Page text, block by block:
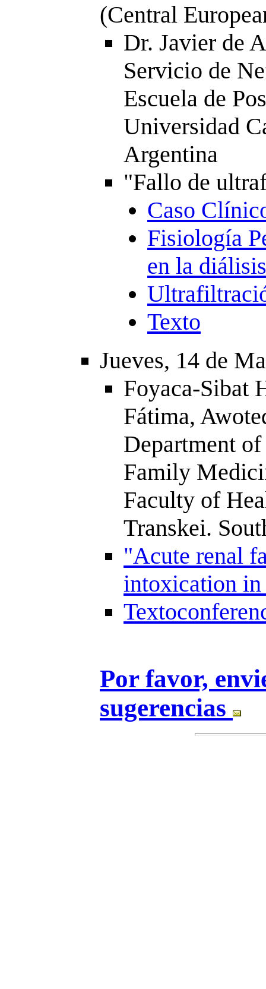
(Central
Dr. Javier de
Servicio de
Escuela de
Universidad
Argentina
"Fallo de
Caso
Fisiología
en la
Texto
Jueves, 14 de
Foyaca-Sibat
Fátima,
Department
Family
Faculty of
Transkei.
"Acute renal
intoxication in
Por favor,
sugerencias